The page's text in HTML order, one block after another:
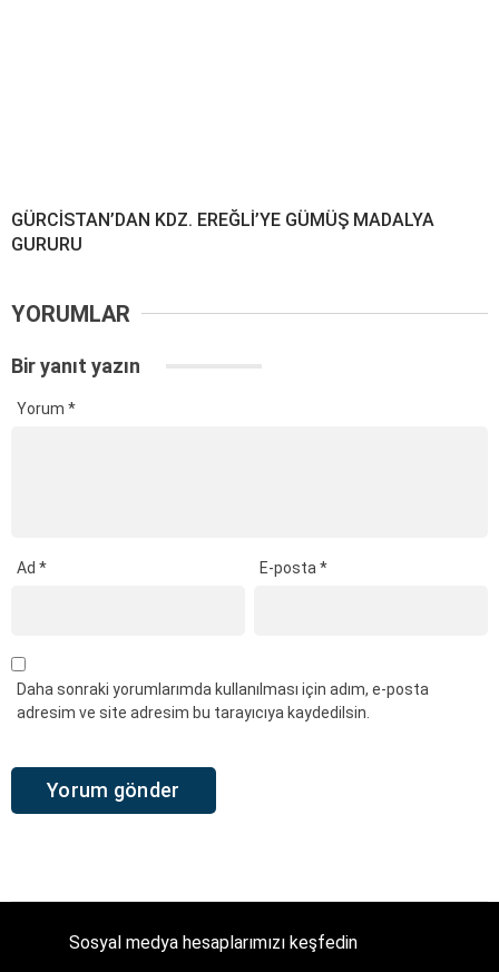
GÜRCİSTAN’DAN KDZ. EREĞLİ’YE GÜMÜŞ MADALYA
GURURU
YORUMLAR
Bir yanıt yazın
Yorum *
Ad * E-posta*
Daha sonraki yorumlarımda kullanılması için adım, e-posta
adresim ve site adresim bu tarayıcıya kaydedilsin.
Sosyal medya hesaplarımızı keşfedin